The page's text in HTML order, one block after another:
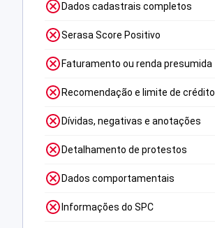
Dados cadastrais completos
Serasa Score Positivo
Faturamento ou renda presumida
Recomendação e limite de crédito
Dívidas, negativas e anotações
Detalhamento de protestos
Dados comportamentais
Informações do SPC